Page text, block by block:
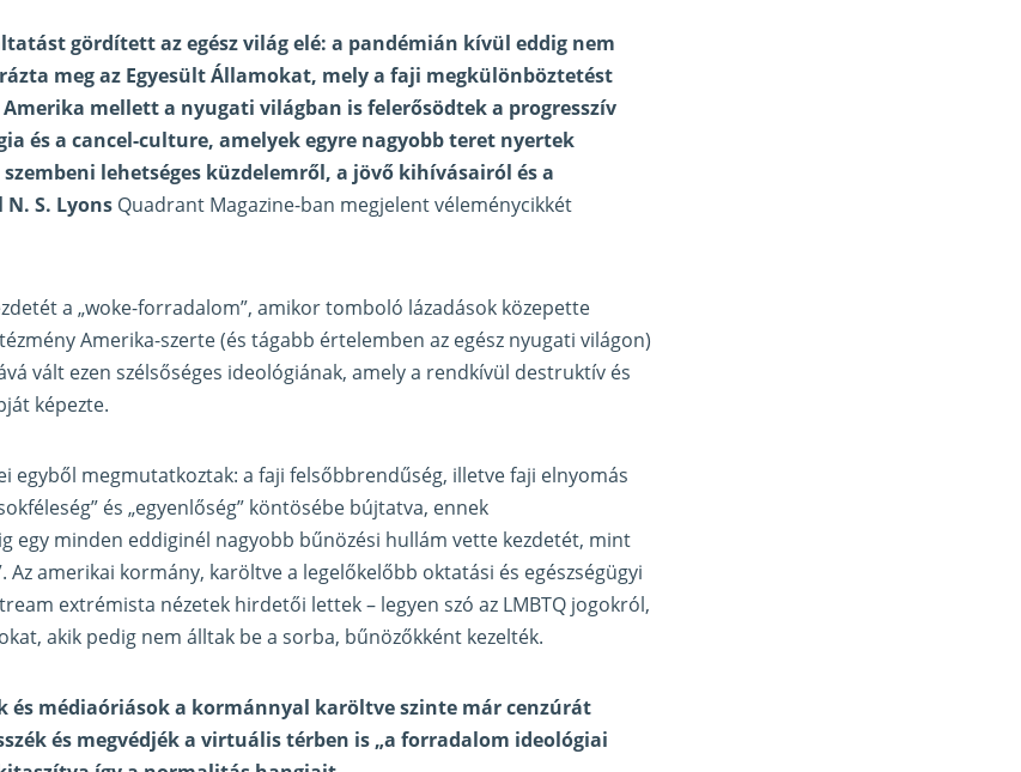
gördített az egész világ elé: a pandémián kívül eddig nem
meg az Egyesült Államokat, mely a faji megkülönböztetést
mellett a nyugati világban is felerősödtek a progresszív
és a cancel-culture, amelyek egyre nagyobb teret nyertek
lehetséges küzdelemről, a jövő kihívásairól és a
S. Lyons Quadrant Magazine-ban megjelent véleménycikkét
a „woke-forradalom”, amikor tomboló lázadások közepette
Amerika-szerte (és tágabb értelemben az egész nyugati világon)
vált ezen szélsőséges ideológiának, amely a rendkívül destruktív és
képezte.
egyből megmutatkoztak: a faji felsőbbrendűség, illetve faji elnyomás
és „egyenlőség” köntösébe bújtatva, ennek
egy minden eddiginél nagyobb bűnözési hullám vette kezdetét, mint
Az amerikai kormány, karöltve a legelőkelőbb oktatási és egészségügyi
extrémista nézetek hirdetői lettek – legyen szó az LMBTQ jogokról,
akik pedig nem álltak be a sorba, bűnözőkként kezelték.
és médiaóriások a kormánnyal karöltve szinte már cenzúrát
és megvédjék a virtuális térben is „a forradalom ideológiai